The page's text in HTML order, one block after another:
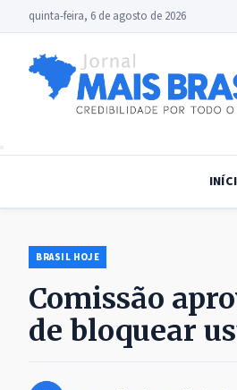
quinta-feira, 6 de agosto de 2026
BRASIL HOJE
Comissão
de bloquear